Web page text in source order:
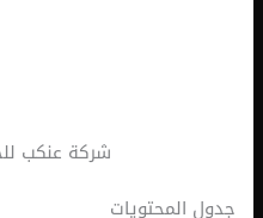
شركة عنكب للحلول